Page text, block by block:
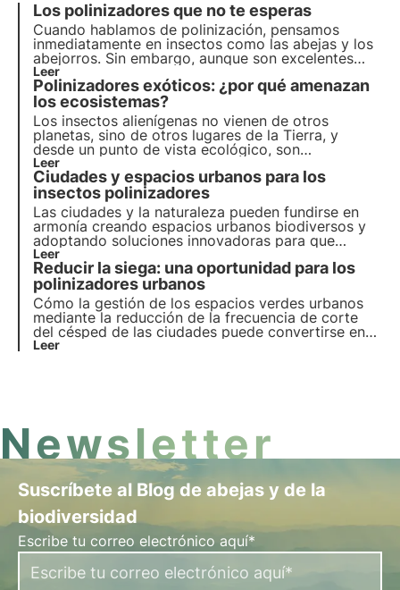
Los polinizadores que no te esperas
Cuando hablamos de polinización, pensamos
inmediatamente en insectos como las abejas y los
abejorros. Sin embargo, aunque son excelentes
polinizadores, estos insectos no son los únicos que
contribuyen a este importante servicio del
ecosistema.
Leer
Polinizadores exóticos: ¿por qué amenazan
los ecosistemas?
Los insectos alienígenas no vienen de otros
planetas, sino de otros lugares de la Tierra, y
desde un punto de vista ecológico, son
comparables a los extraterrestres. En este artículo
hablamos de qué son, cuáles son los más comunes
y descubrimos cómo podemos ayudar a los
polinizadores gracias a los proyectos de 3Bee.
Leer
Ciudades y espacios urbanos para los
insectos polinizadores
Las ciudades y la naturaleza pueden fundirse en
armonía creando espacios urbanos biodiversos y
adoptando soluciones innovadoras para que
abejas y mariposas prosperen en entornos
urbanos. Descubra en este artículo cómo las
ciudades pueden convertirse en refugios vitales
para los polinizadores.
Leer
Reducir la siega: una oportunidad para los
polinizadores urbanos
Cómo la gestión de los espacios verdes urbanos
mediante la reducción de la frecuencia de corte
del césped de las ciudades puede convertirse en
una valiosa herramienta para salvaguardar la
Leer
Newsletter
Suscríbete al Blog de abejas y de la
biodiversidad
Escribe tu correo electrónico aquí*